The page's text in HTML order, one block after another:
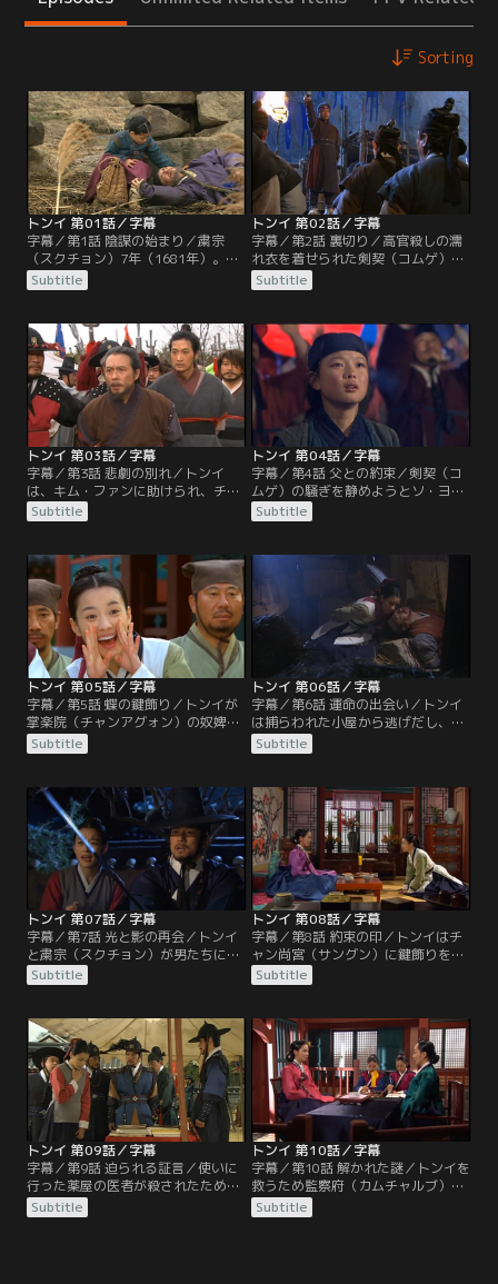
Sorting
トンイ 第01話／字幕
字幕／第1話 陰謀の始まり／粛宗
（スクチョン）7年（1681年）。朝
鮮王朝時代の党派の一つ、南人（ナ
ミン）の高官が殺される事件が3件
ソ・ヨンギは、剣契（コムゲ）の仕
業と推測するが、剣契（コムゲ）と
は奴婢の逃亡を助ける秘密組織で、
黒幕は別にいた。賤民の娘トンイ
は、殺された高官の一人大司憲（テ
サホン）の断末魔を目撃し…。
Subtitle
トンイ 第02話／字幕
字幕／第2話 裏切り／高官殺しの濡
れ衣を着せられた剣契（コムゲ）。
行方が分からなかったトンイは問安
婢（ムナンビ）として立派な屋敷に
ゲ）の仕業ではないと気づき始めた
ソ・ヨンギはトンイの父チェ・ヒョ
ウォンから黒幕が南人（ナミン）で
ある可能性を知らされる。チェ・ヒ
ョウォンはトンイを都から逃がそう
としていたが…。
Subtitle
トンイ 第03話／字幕
字幕／第3話 悲劇の別れ／トンイ
は、キム・ファンに助けられ、チ
ャ・チョンスから父や兄を含め皆が
剣契（コムゲ）であることを知らさ
志と合流し、護送される頭と仲間た
ちを助ける作戦を練る。決行の日、
チョンスはトンイを都から逃がす手
はずを整え、決行場所に向かう
が…。
Subtitle
トンイ 第04話／字幕
字幕／第4話 父との約束／剣契（コ
ムゲ）の騒ぎを静めようとソ・ヨン
ギは残党の捜索に力を入れる。逃亡
中にケドラと出会ったトンイは一緒
ような寒さの中でケドラが病に。必
死に逃げたトンイだったか、山中で
ソ・ヨンギに見つかってしまう。ト
ンイは父の無実を訴えるが…。
Subtitle
トンイ 第05話／字幕
字幕／第5話 蝶の鍵飾り／トンイが
掌楽院（チャンアグォン）の奴婢と
なって6年。トンイは父と兄を失う
こととなった事件の鍵を握る蝶の鍵
る。明聖大妃（ミョンソンテビ）や
チョン・イングクら西人（ソイン）
の反対にあいながらもオ・テソクら
南人（ナミン）に推されて宮廷入り
したチャン尚宮（サングン）。
Subtitle
トンイ 第06話／字幕
字幕／第6話 運命の出会い／トンイ
は捕らわれた小屋から逃げだし、武
官を連れて戻るが、そこにあったは
ずの編馨（ピョンギョン）職人の死
てしまう。真相が気になり編馨（ピ
ョンギョン）職人の家に行ったトン
イは、そこで自分を捕らえた男たち
を目撃する。男たちのあとをつけて
たどり着いた屋敷の前で…。
Subtitle
トンイ 第07話／字幕
字幕／第7話 光と影の再会／トンイ
と粛宗（スクチョン）が男たちにや
られそうなところへ、ソ・ヨンギ率
いる捕盗庁（ポドチョン）が駆けつ
クチョン）は音変（ウムビョン）が
仕組まれたものであったこと、その
首謀者を必ず突き止めることを宣言
する。トンイは粛宗（スクチョン）
から褒美を賜る。
Subtitle
トンイ 第08話／字幕
字幕／第8話 約束の印／トンイはチ
ャン尚宮（サングン）に鍵飾りを見
せてもらい、捜してもらうものとは
違っていたので落胆する。チャン尚
トンイは薬材を届けさせられるが、
宮殿に外から薬材を持ち込むのは禁
じられているうえ、門限を過ぎてし
まう。トンイは何とか塀を乗り越え
ようとするが…。
Subtitle
トンイ 第09話／字幕
字幕／第9話 迫られる証言／使いに
行った薬屋の医者が殺されたため、
トンイは捕盗庁（ポドチョン）で調
べを受けるが、宮殿に薬材を持ち込
Subtitle
トンイ 第10話／字幕
字幕／第10話 解かれた謎／トンイを
救うため監察府（カムチャルブ）に
赴いたチャン尚宮（サングン）は、
明聖大妃（ミョンソンテビ）の策略
Subtitle